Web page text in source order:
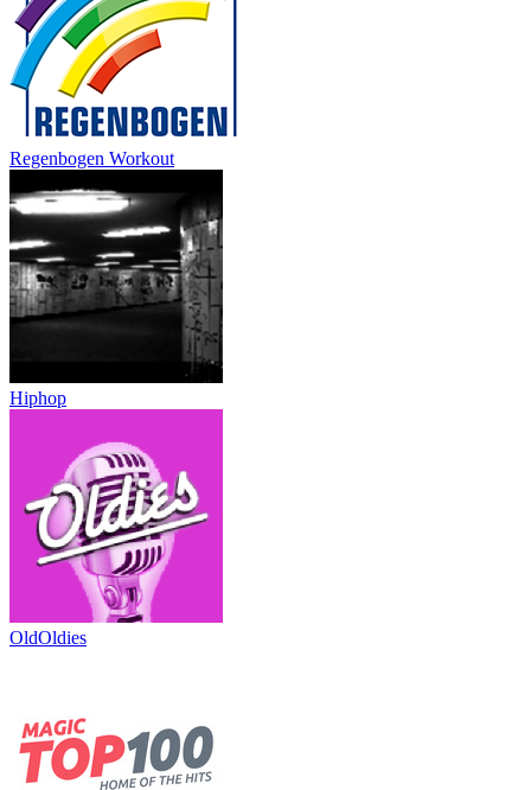
Regenbogen Workout
Hiphop
OldOldies